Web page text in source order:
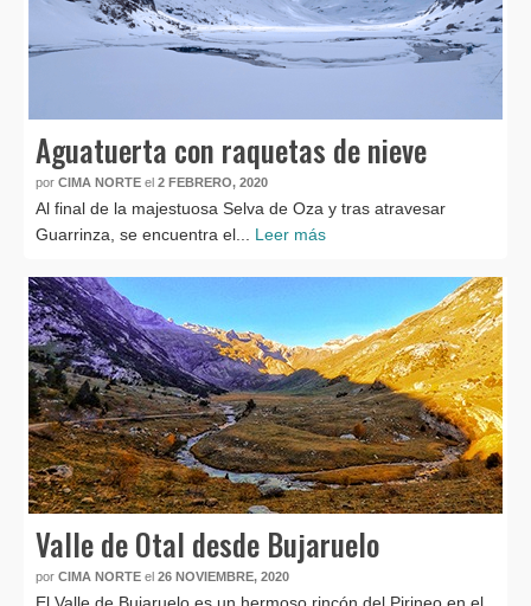
Aguatuerta con raquetas de nieve
por CIMA NORTE el 2 FEBRERO, 2020
Al final de la majestuosa Selva de Oza y tras atravesar
Guarrinza, se encuentra el... Leer más
Valle de Otal desde Bujaruelo
por CIMA NORTE el 26 NOVIEMBRE, 2020